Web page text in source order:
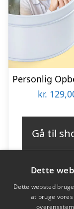
kr.
Gå til
Varekategorier
Dette
Dette websted
at bruge